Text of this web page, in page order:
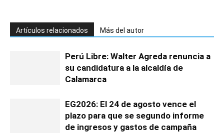
Artículos relacionados Más del autor
Perú Libre: Walter Agreda renuncia a
su candidatura a la alcaldía de
Calamarca
EG2026: El 24 de agosto vence el
plazo para que se segundo informe
de ingresos y gastos de campaña